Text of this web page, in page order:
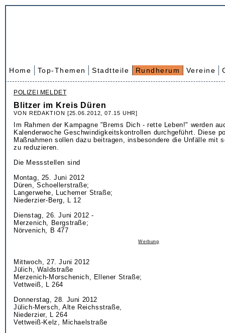
Home Top-Themen Stadtteile Rundherum Vereine
POLIZEI MELDET
Blitzer im Kreis Düren
VON REDAKTION [25.06.2012, 07.15 UHR]
Im Rahmen der Kampagne "Brems Dich - rette Leben!" werden
Kalenderwoche Geschwindigkeitskontrollen durchgeführt. Diese
Maßnahmen sollen dazu beitragen, insbesondere die Unfälle mit
zu reduzieren.
Die Messstellen sind
Montag, 25. Juni 2012
Düren, Schoellerstraße;
Langerwehe, Luchemer Straße;
Niederzier-Berg, L 12
Dienstag, 26. Juni 2012 -
Merzenich, Bergstraße;
Nörvenich, B 477
Werbung
Mittwoch, 27. Juni 2012
Jülich, Waldstraße
Merzenich-Morschenich, Ellener Straße;
Vettweiß, L 264
Donnerstag, 28. Juni 2012
Jülich-Mersch, Alte Reichsstraße,
Niederzier, L 264
Vettweiß-Kelz, Michaelstraße